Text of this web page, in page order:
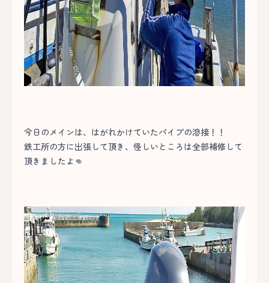
今日のメインは、はがれかけていたパイプの溶接！！
鉄工所の方に出張して頂き、怪しいところは全部補修して
頂きましたよ👊